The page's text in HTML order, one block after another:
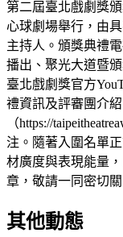
第二屆臺北戲劇獎
心球劇場舉行，由
主持人。頒獎典禮
播出、聚光大道暨
臺北戲劇獎官方
禮資訊及評審團介
（https://
注。隨著入圍名單
材廣度與表現能量
章，敬請一同密切關
其他動態